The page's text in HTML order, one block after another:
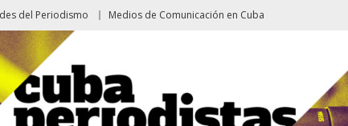
del Periodismo Medios de Comunicación en Cuba